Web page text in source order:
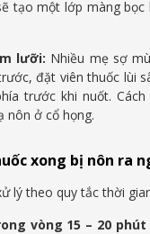
tạo một lớp màng
lưỡi: Nhiều mẹ sợ
đặt viên thuốc lùi
trước khi nuốt.
nôn ở cổ họng.
xong bị nôn ra
lý theo quy tắc thời
vòng 15 – 20 phút